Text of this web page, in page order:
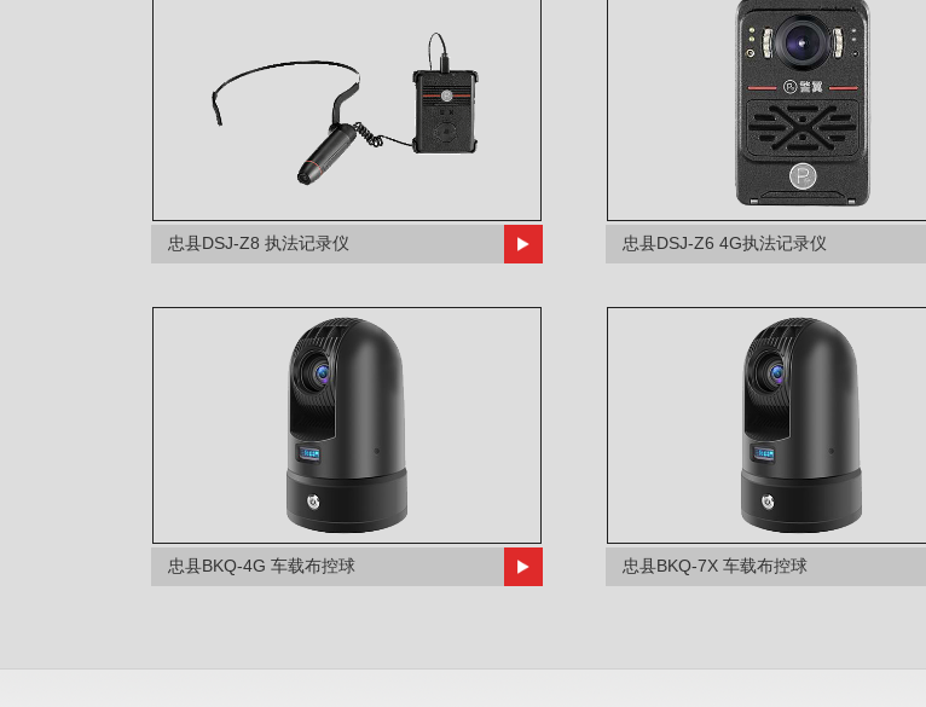
忠县DSJ-Z8 执法记录仪 忠县DSJ-Z6 4G执法记录仪
忠县BKQ-4G 车载布控球 忠县BKQ-7X 车载布控球